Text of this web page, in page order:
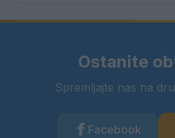
Ostanite
Spremljajte nas na
Facebook